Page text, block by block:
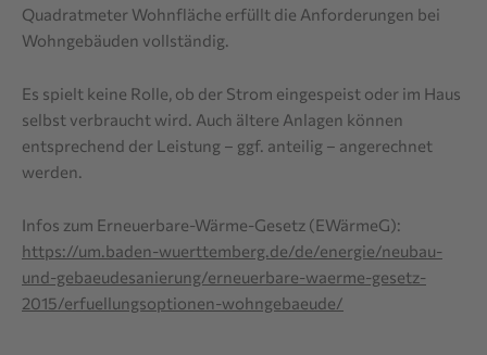
Quadratmeter Wohnfläche erfüllt die Anforderungen bei
Wohngebäuden vollständig.
Es spielt keine Rolle, ob der Strom eingespeist oder im Haus
selbst verbraucht wird. Auch ältere Anlagen können
entsprechend der Leistung – ggf. anteilig – angerechnet
werden.
Infos zum Erneuerbare-Wärme-Gesetz (EWärmeG):
https://um.baden-wuerttemberg.de/de/energie/neubau-
und-gebaeudesanierung/erneuerbare-waerme-gesetz-
2015/erfuellungsoptionen-wohngebaeude/